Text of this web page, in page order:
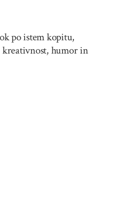
po istem kopitu,
kreativnost, humor in